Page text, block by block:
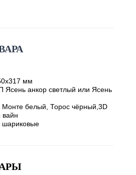
мм
Ясень анкор светлый или Ясень
белый, Торос чёрный,3D